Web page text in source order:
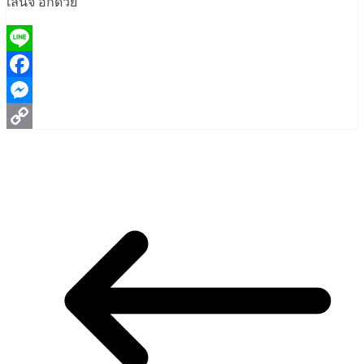
Line
Facebook
Messenger